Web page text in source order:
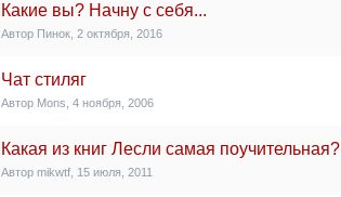
Какие вы? Начну с себя...
Автор Пинок 2 октября, 2016
Чат стиляг
Автор Mons 4 ноября, 2006
Какая из книг Лесли самая поучительная?
Автор mikwtf 15 июля, 2011